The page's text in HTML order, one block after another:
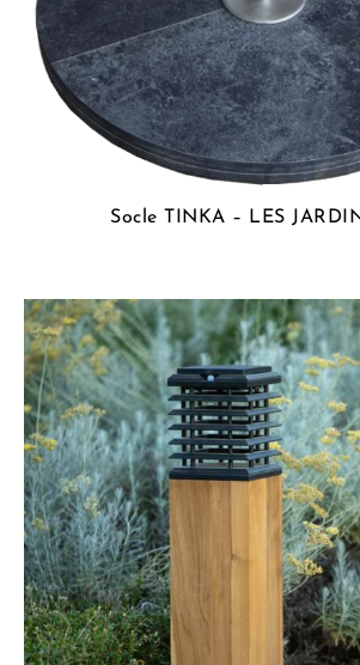
Socle TINKA – LES